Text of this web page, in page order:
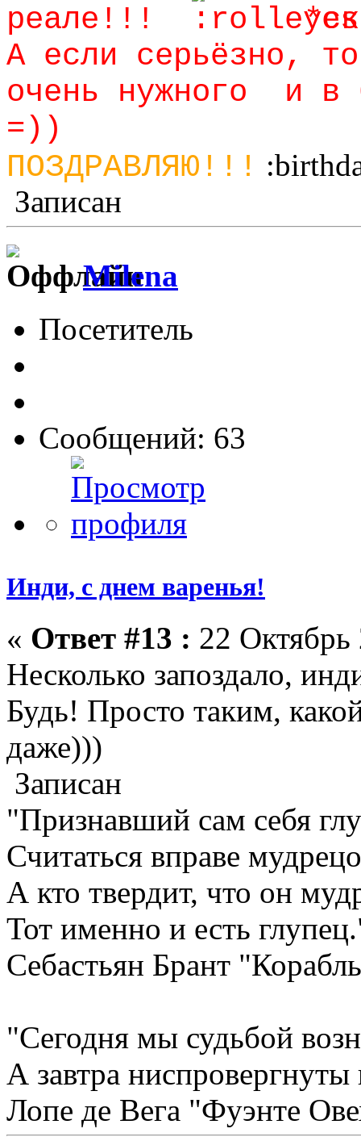
реале!!!
А если серьёзно,
очень нужного и в
=))
ПОЗДРАВЛЯЮ!!!
Записан
Milena
Посетитель
Сообщений: 63
Инди, с днем варенья!
« Ответ #13 : 22
Несколько запоздало,
Будь! Просто таким,
даже)))
Записан
"Признавший сам себя
Считаться вправе
А кто твердит, что он
Тот именно и есть
Себастьян Брант
"Сегодня мы судьбой
А завтра ниспровергнуты
Лопе де Вега "Фуэнте